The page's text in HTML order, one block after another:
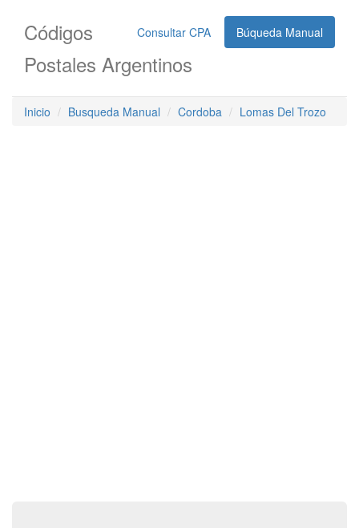
Consultar CPA Búqueda Manual
Códigos
Postales Argentinos
Inicio Busqueda Manual Cordoba Lomas Del Trozo